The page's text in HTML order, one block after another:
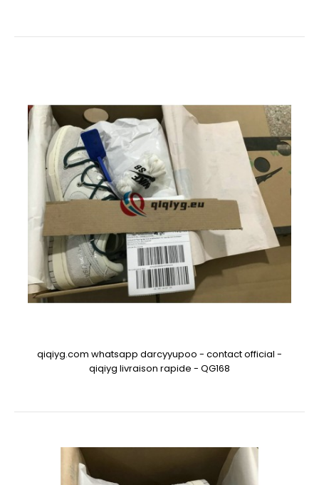
qiqiyg.com whatsapp darcyyupoo - contact official -
qiqiyg livraison rapide - QG168